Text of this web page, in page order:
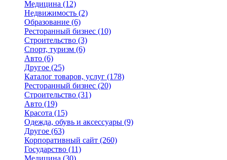
Медицина (12)
Недвижимость (2)
Образование (6)
Ресторанный бизнес (10)
Строительство (3)
Спорт, туризм (6)
Авто (6)
Другое (25)
Каталог товаров, услуг (178)
Ресторанный бизнес (20)
Строительство (31)
Авто (19)
Красота (15)
Одежда, обувь и аксессуары (9)
Другое (63)
Корпоративный сайт (260)
Государство (11)
Медицина (30)